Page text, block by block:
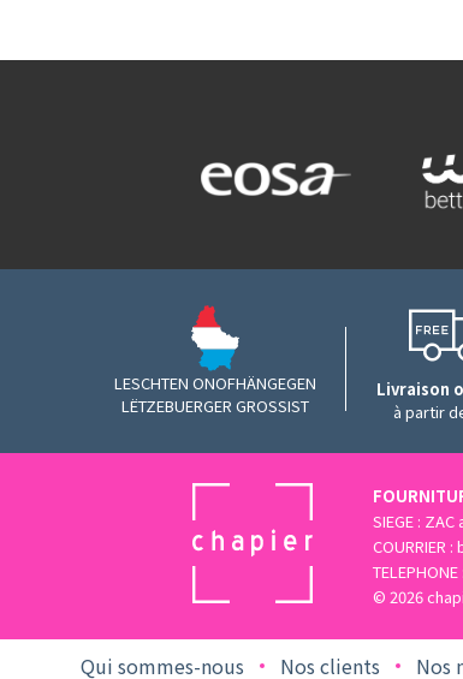
LESCHTEN ONOFHÄNGEGEN
LËTZEBUERGER GROSSIST
Livraison
à partir
SIEGE :
COURRIER
© 2026
Qui sommes-nous Nos clients Nos